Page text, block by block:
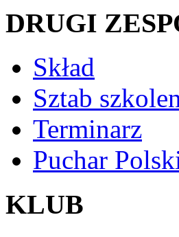
DRUGI
Skład
Sztab
Terminarz
Puchar
KLUB